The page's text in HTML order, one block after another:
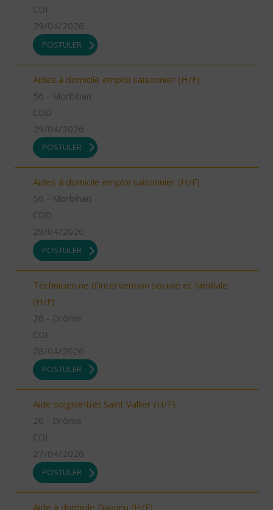
CDI
29/04/2026
POSTULER
Aides à domicile emploi saisonnier (H/F)
56 - Morbihan
CDD
29/04/2026
POSTULER
Aides à domicile emploi saisonnier (H/F)
56 - Morbihan
CDD
29/04/2026
POSTULER
Technicien.ne d'intervention sociale et familiale
(H/F)
26 - Drôme
CDI
28/04/2026
POSTULER
Aide soignant(e) Saint Vallier (H/F)
26 - Drôme
CDI
27/04/2026
POSTULER
Aide à domicile Divajeu (H/F)